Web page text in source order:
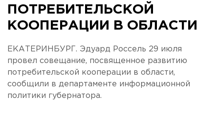
ПОТРЕБИТЕЛЬСКОЙ
КООПЕРАЦИИ В ОБЛАСТИ
ЕКАТЕРИНБУРГ. Эдуард Россель 29 июля
провел совещание, посвященное развитию
потребительской кооперации в области,
сообщили в департаменте информационной
политики губернатора.